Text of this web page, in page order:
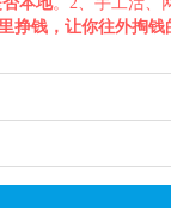
挣钱，让你往外掏钱